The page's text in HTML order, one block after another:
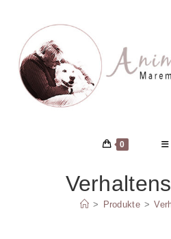
springen
0
> Produkte >